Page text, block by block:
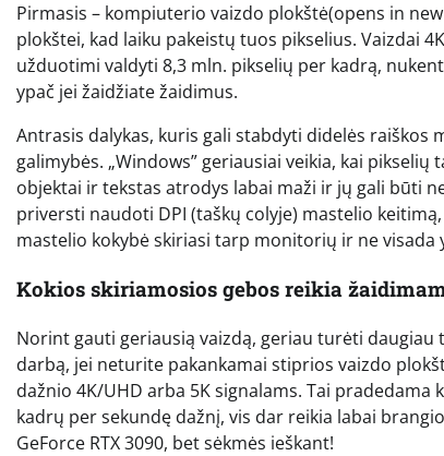
Pirmasis – kompiuterio vaizdo plokštė(opens in
plokštei, kad laiku pakeistų tuos pikselius. Vaizdai
užduotimi valdyti 8,3 mln. pikselių per kadrą,
ypač jei žaidžiate žaidimus.
Antrasis dalykas, kuris gali stabdyti didelės
galimybės. „Windows” geriausiai veikia, kai
objektai ir tekstas atrodys labai maži ir jų gali būti
priversti naudoti DPI (taškų colyje) mastelio
mastelio kokybė skiriasi tarp monitorių ir ne
Kokios skiriamosios gebos reikia
Norint gauti geriausią vaizdą, geriau turėti
darbą, jei neturite pakankamai stiprios vaizdo
dažnio 4K/UHD arba 5K signalams. Tai
kadrų per sekundę dažnį, vis dar reikia labai
GeForce RTX 3090, bet sėkmės ieškant!